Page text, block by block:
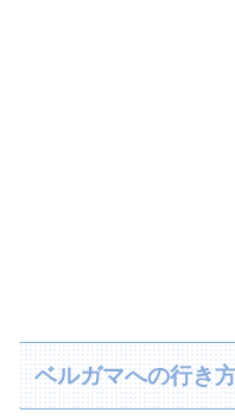
ベルガマへの行き